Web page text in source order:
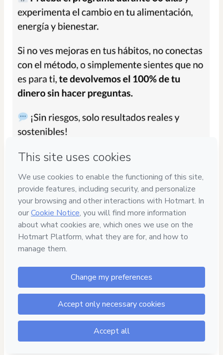
Your information is 100% secure
Safe purchase
Secure and authenticated environment
Approved content
100% reviewed and approved